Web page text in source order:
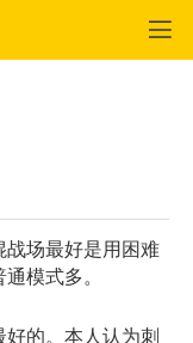
场最好是用困难
模式多。
的。本人认为刺